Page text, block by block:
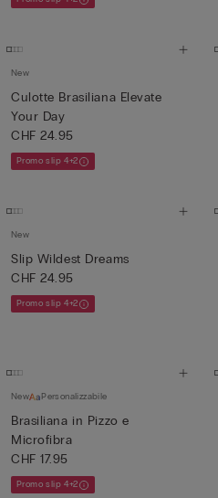
New
Culotte Brasiliana Elevate
Your Day
CHF 24.95
Promo slip 4+2
New
Slip Wildest Dreams
CHF 24.95
Promo slip 4+2
New Personalizzabile
Brasiliana in Pizzo e
Microfibra
CHF 17.95
Promo slip 4+2